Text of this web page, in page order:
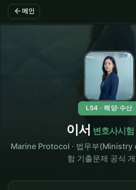
arrow_back 메인
L54 · 해양·수산
이서 변호사시험
Marine Protocol · 법무부(Ministry
험 기출문제 공식